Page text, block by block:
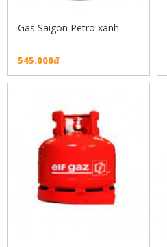
Gas Saigon Petro xanh
545.000đ